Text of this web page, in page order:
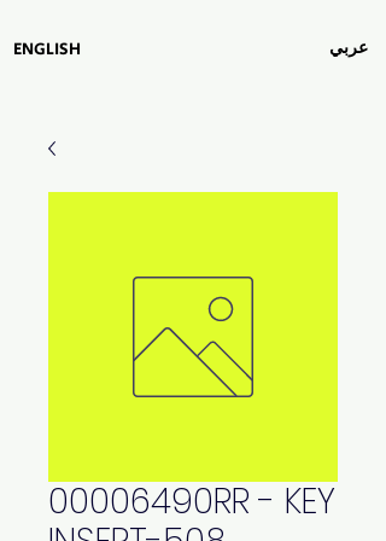
عربي ENGLISH
00006490RR - KEY